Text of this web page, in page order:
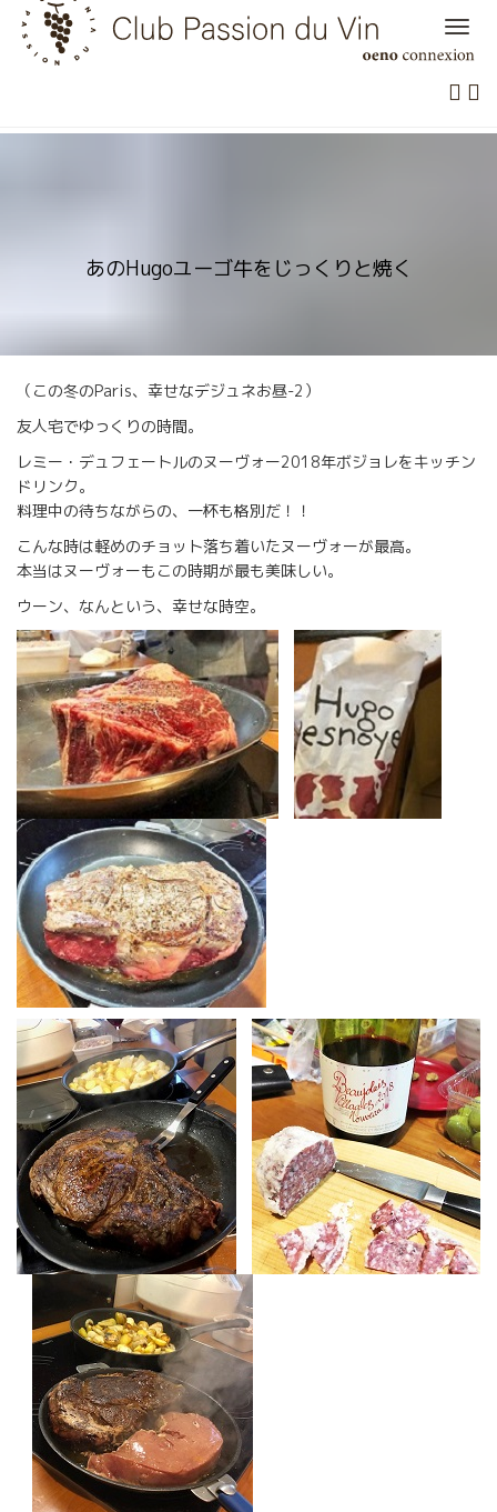
Skip
content
あのHugoユーゴ牛をじっくりと焼く
（この冬のParis、幸せなデジュネお昼-2）
友人宅でゆっくりの時間。
レミー・デュフェートルのヌーヴォー2018年ボジョレをキッチン
ドリンク。
料理中の待ちながらの、一杯も格別だ！！
こんな時は軽めのチョット落ち着いたヌーヴォーが最高。
本当はヌーヴォーもこの時期が最も美味しい。
ウーン、なんという、幸せな時空。